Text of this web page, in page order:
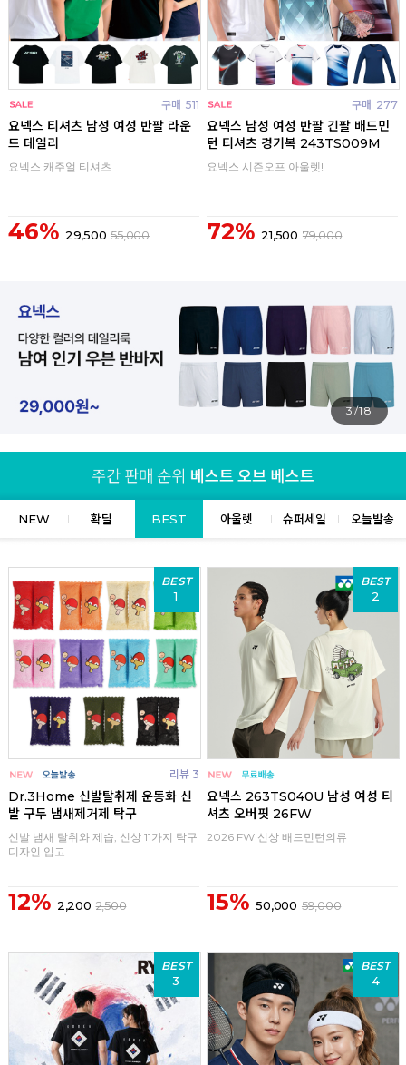
구매 511
요넥스 티셔츠 남성 여성 반팔 라운
드 데일리
요넥스 캐주얼 티셔츠
46% 29,500 55,000
구매 277
요넥스 남성 여성 반팔 긴팔 배드민
턴 티셔츠 경기복 243TS009M
요넥스 시즌오프 아울렛!
72% 21,500 79,000
4/18
NEW 확딜 BEST 아울렛 슈퍼세일 오늘발송
BEST
1
리뷰 3
Dr.3Home 신발탈취제 운동화 신
발 구두 냄새제거제 탁구
신발 냄새 탈취와 제습, 신상 11가지 탁구
디자인 입고
12% 2,200 2,500
BEST
2
요넥스 263TS040U 남성 여성 티
셔츠 오버핏 26FW
2026 FW 신상 배드민턴의류
15% 50,000 59,000
BEST
3
BEST
4